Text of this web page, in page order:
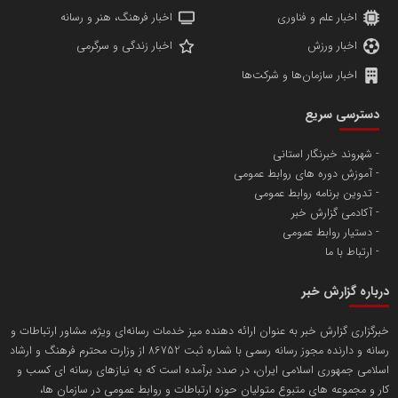
پایگاه اطلاع رسانی اعتلای نهادهای مردمی
تامین آهن اسفنجی تولیدکنندگان فولاد در کشور
تریبون
انتشار گسترده محتوا در رسانه گزارش خبر
مسعودصادقی
اخبار علم و فناوری
اخبار فرهنگ، هنر و رسانه
اخبار ورزش
اخبار زندگی و سرگرمی
اخبار سازمان‌ها و شرکت‌ها
دسترسی سریع
شهروند خبرنگار استانی
آموزش دوره های روابط عمومی
تدوین برنامه روابط عمومی
آکادمی گزارش خبر
دستیار روابط عمومی
ارتباط با ما
درباره گزارش خبر
خبرگزاری گزارش خبر به عنوان ارائه دهنده میز خدمات رسانه‌ای ویژه، مشاور ارتباطات و
رسانه و دارنده مجوز رسانه رسمی با شماره ثبت 86752 از وزارت محترم فرهنگ و ارشاد
اسلامی جمهوری اسلامی ایران، در صدد برآمده است که به نیازهای رسانه ای کسب و
کار و مجموعه های متبوع متولیان حوزه ارتباطات و روابط عمومی در سازمان ها،